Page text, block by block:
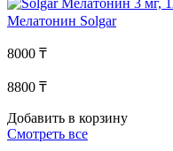
Мелатонин Solgar
8000 ₸
8800 ₸
Добавить в корзину
Смотреть все